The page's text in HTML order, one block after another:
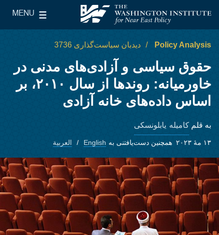
The Washington Institute for Near East Policy
MENU
Main Menu
Policy Analysis دیدبان سیاست‌گذاری 3736
حقوق سیاسی و آزادی‌های مدنی در
خاورمیانه: روندها از سال ۲۰۱۰، بر
اساس داده‌های خانه آزادی
به قلم کامیله یابلونسکی
۱۳ مهٔ ۲۰۲۳ همچنین دست‌یافتنی به English العربية